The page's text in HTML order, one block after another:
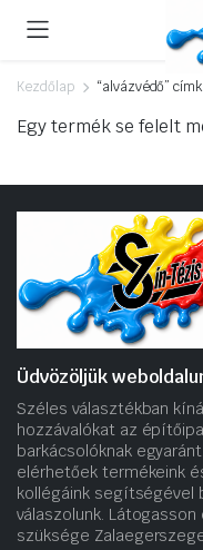
Kezdőlap “alvázvédő”
Egy termék se felelt
Üdvözöljük
Széles választékban
hozzávalókat az
barkácsolóknak
elérhetőek termékeink
kollégáink segítségével
válaszolunk.
szüksége